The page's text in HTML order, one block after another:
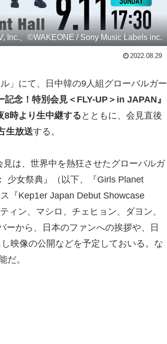
Inc.、©WAKEONE / Sony Music Labels inc.
2022.08.29
」にて、日中韓の9人組グローバルガー
記念！特別会見＜FLY-UP＞in JAPAN』
8時より生中継する とともに、会見直後
生放送する。
は、世界中を熱狂させたグローバルガ
少女祭典』（以下、『Girls Planet
『Kep1er Japan Debut Showcase
ィン、マシロ、チェヒョン、ダヨン、
ーから、日本のファンへの挨拶や、日
映像の公開などを予定しておいる。な
だ。